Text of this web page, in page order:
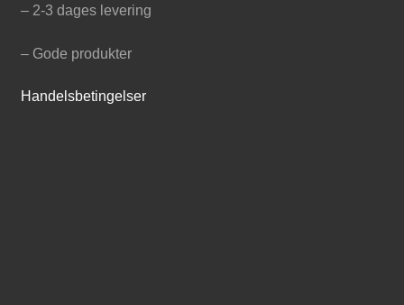
– 2-3 dages levering
– Gode produkter
Handelsbetingelser